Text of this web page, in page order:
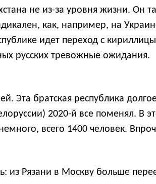
не из-за уровня жизни. Он
как, например, на
идет переход с
русских тревожные ожидания.
Эта братская республика
2020-й все поменял. В
всего 1400 человек.
из Рязани в Москву больше